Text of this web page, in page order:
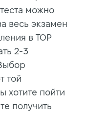
можно
весь экзамен
в TOP
2-3
той
хотите пойти
получить